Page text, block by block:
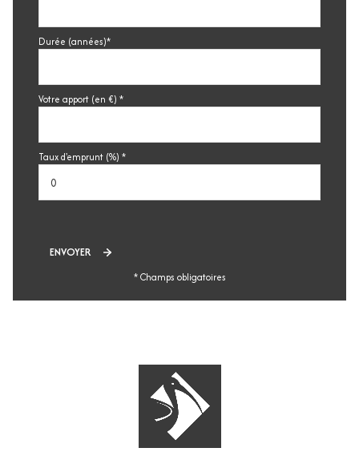
Durée (années)*
Votre apport (en €) *
Taux d'emprunt (%) *
ENVOYER
* Champs obligatoires